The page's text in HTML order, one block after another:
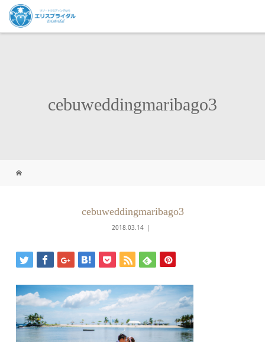
cebuweddingmaribago3
cebuweddingmaribago3
2018.03.14